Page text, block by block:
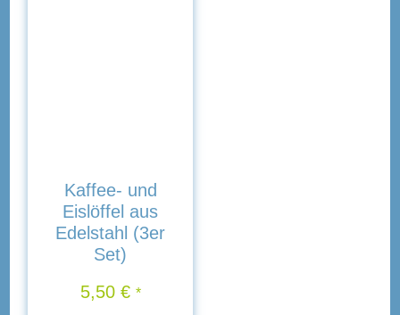
Kaffee- und
Eislöffel aus
Edelstahl (3er
Set)
5,50 € *